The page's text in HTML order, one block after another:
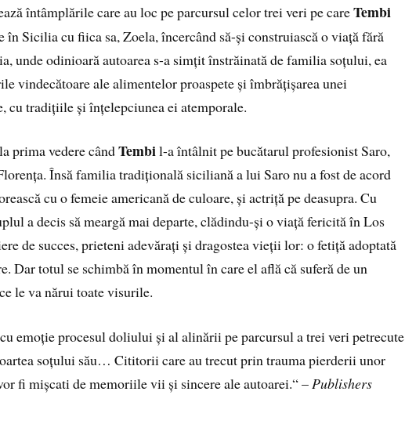
întâmplările care au loc pe parcursul celor trei veri pe careTembi
în Sicilia cu fiica sa, Zoela, încercând să-și construiască o viață fără
unde odinioară autoarea s-a simțit înstrăinată de familia soțului, ea
vindecătoare ale alimentelor proaspete și îmbrățișarea unei
cu tradițiile și înțelepciunea ei atemporale.
prima vedere cândTembil-a întâlnit pe bucătarul profesionist Saro,
Însă familia tradițională siciliană a lui Saro nu a fost de acord
cu o femeie americană de culoare, și actriță pe deasupra. Cu
a decis să meargă mai departe, clădindu-și o viață fericită în Los
de succes, prieteni adevărați și dragostea vieții lor: o fetiță adoptată
Dar totul se schimbă în momentul în care el află că suferă de un
le va nărui toate visurile.
emoție procesul doliului și al alinării pe parcursul a trei veri petrecute
soțului său… Cititorii care au trecut prin trauma pierderii unor
fi mișcati de memoriile vii și sincere ale autoarei.“ –Publishers